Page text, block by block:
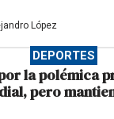
López
DEPORTES
la polémica
pero